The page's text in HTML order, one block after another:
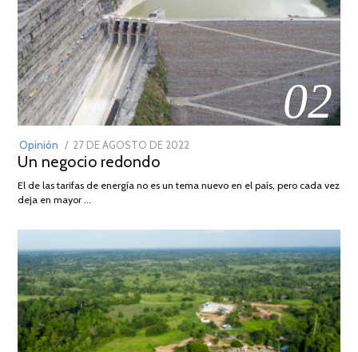
02
Opinión
POSTED
ON
27 DE AGOSTO DE 2022
DE
Un negocio redondo
El de las tarifas de energía no es un tema nuevo en el país, pero cada vez
deja en mayor …